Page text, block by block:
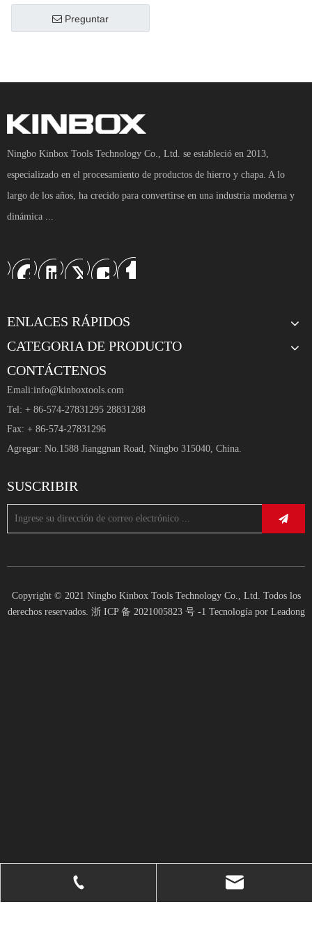
recomendadas
sistema de
almacenamiento de
garaje personalizado
Preguntar
Ningbo Kinbox Tools Technology Co., Ltd. se estableció en 2013,
especializado en el procesamiento de productos de hierro y chapa. A lo
largo de los años, ha crecido para convertirse en una industria moderna y
dinámica ...
ENLACES RÁPIDOS
CATEGORIA DE PRODUCTO
CONTÁCTENOS
Emali:info@kinboxtools.com
Tel: + 86-574-27831295 28831288
Fax: + 86-574-27831296
Agregar: No.1588 Jianggnan Road, Ningbo 315040, China.
SUSCRIBIR
Copyright © 2021 Ningbo Kinbox Tools Technology Co., Ltd. Todos los
derechos reservados. 浙 ICP 备 2021005823 号 -1 Tecnología por Leadong